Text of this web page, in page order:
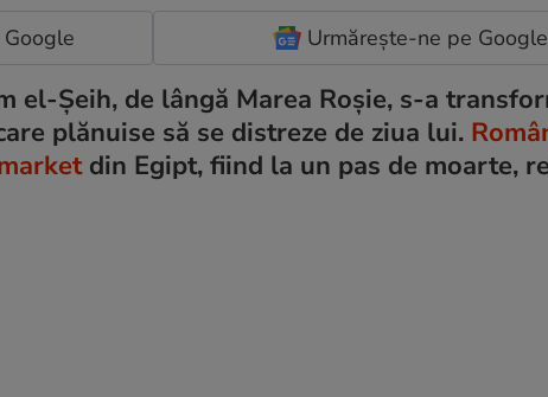
Urmărește-ne pe
el-Șeih, de lângă Marea Roşie, s-a
plănuise să se distreze de ziua lui.
din Egipt, fiind la un pas de moarte,